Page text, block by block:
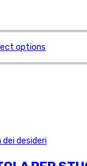
options
desideri